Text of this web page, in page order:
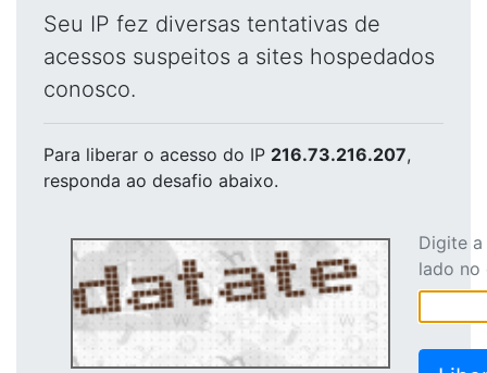
Seu IP fez diversas tentativas de
acessos suspeitos a sites hospedados
conosco.
Para liberar o acesso do IP 216.73.216.207,
responda ao desafio abaixo.
Digite
lado no